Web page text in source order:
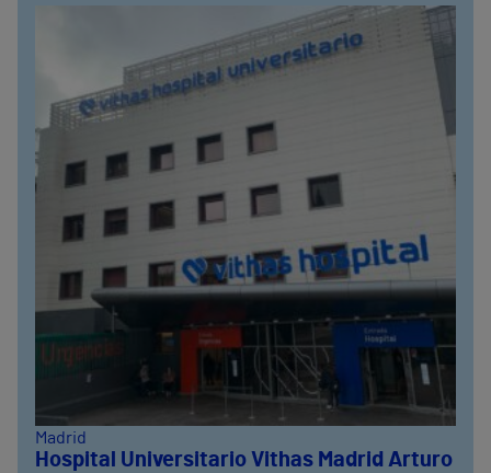
Madrid
Hospital Universitario Vithas Madrid Arturo